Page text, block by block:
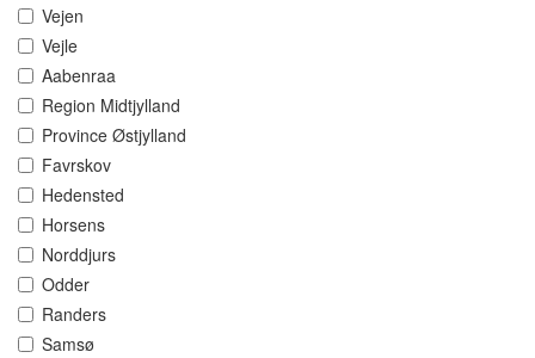
Vejen
Vejle
Aabenraa
Region Midtjylland
Province Østjylland
Favrskov
Hedensted
Horsens
Norddjurs
Odder
Randers
Samsø